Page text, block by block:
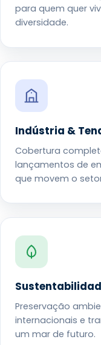
para quem quer
diversidade.
Indústria &
Cobertura
lançamentos de
que movem o
Preservação
internacionais e
um mar de futuro.